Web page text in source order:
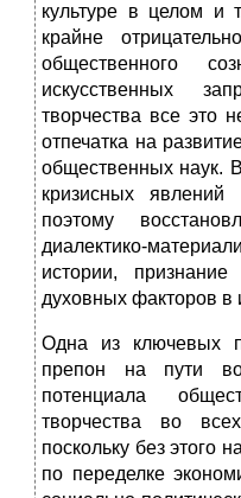
культуре в целом и
крайне
общественного
искусственных
творчества все это
отпечатка на
общественных наук.
кризисных
поэтому
диалектико-
истории, признание
духовных факторов в
Одна из ключевых
препон на пути
потенциала
творчества во
поскольку без этого
по переделке